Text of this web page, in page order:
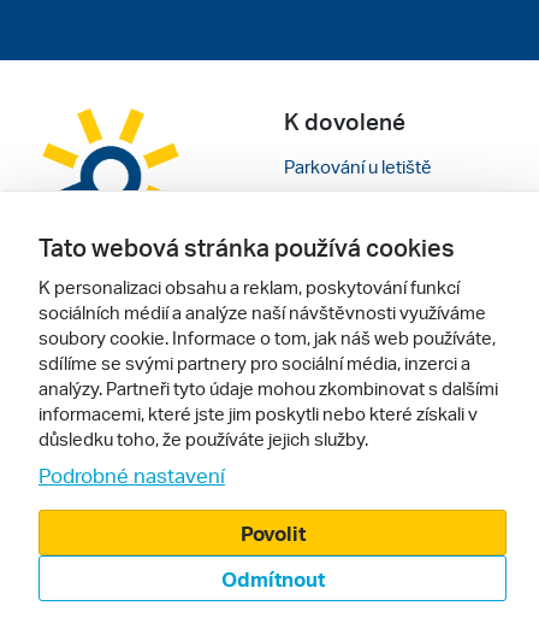
K dovolené
Parkování u letiště
Dárkové poukazy
Inspirace pro vaše cesty
Doporučujeme
Recenze hotelů
Rady na cestu
Cestovní kanceláře
Zájazdy.sk
Pro vás
Obchodní podmínky
Nastavení cookies
Mobilní verze webu
Tato webová stránka používá cookies
K personalizaci obsahu a reklam, poskytování funkcí
sociálních médií a analýze naší návštěvnosti využíváme
soubory cookie. Informace o tom, jak náš web používáte,
sdílíme se svými partnery pro sociální média, inzerci a
analýzy. Partneři tyto údaje mohou zkombinovat s dalšími
informacemi, které jste jim poskytli nebo které získali v
důsledku toho, že používáte jejich služby.
Podrobné nastavení
Odmítnout
Povolit